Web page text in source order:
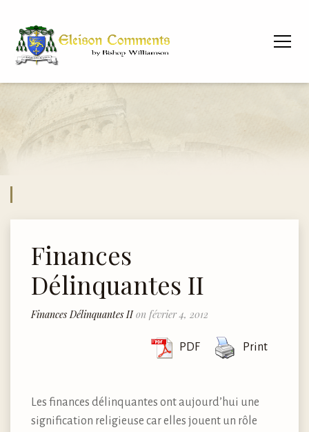
Finances
Délinquantes II
Finances Délinquantes IIon février 4, 2012
PDF Print
Les finances délinquantes ont aujourd’hui une
signification religieuse car elles jouent un rôle